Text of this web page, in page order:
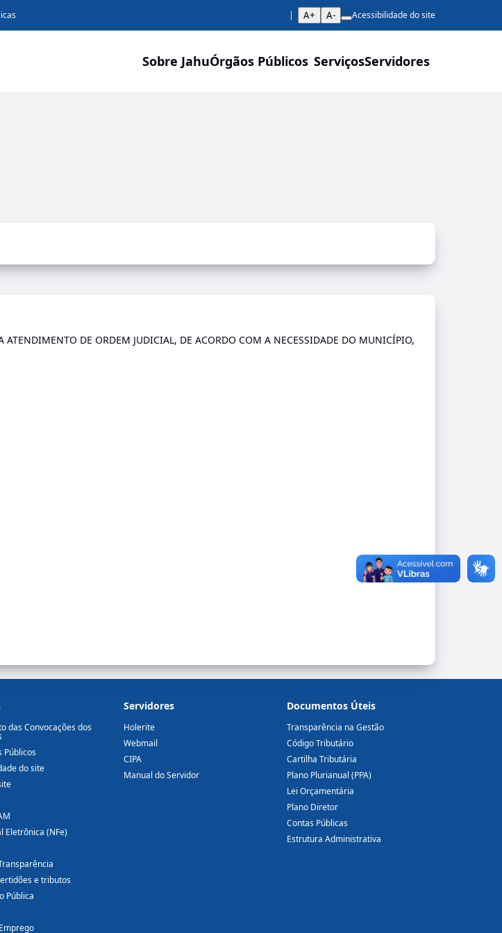
A+ A- Acessibilidade do site
Sobre JahuÓrgãos Públicos ServiçosServidores
DE ORDEM JUDICIAL, DE ACORDO COM A NECESSIDADE DO MUNICÍPIO,
das Convocações dos
Públicos
do site
Eletrônica (NFe)
e tributos
Pública
Servidores
Holerite
Webmail
CIPA
Manual do Servidor
Documentos Úteis
Transparência na Gestão
Código Tributário
Cartilha Tributária
Plano Plurianual (PPA)
Lei Orçamentária
Plano Diretor
Contas Públicas
Estrutura Administrativa